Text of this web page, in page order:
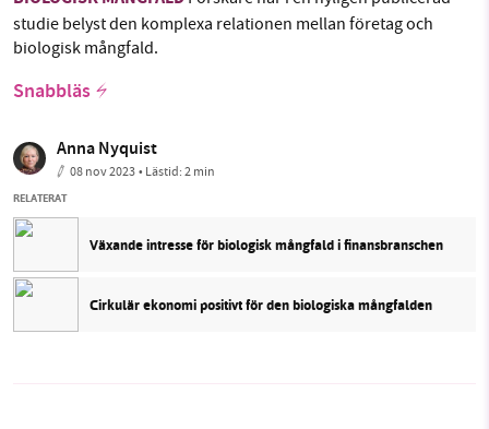
studie belyst den komplexa relationen mellan företag och
biologisk mångfald.
Snabbläs
Anna Nyquist
08 nov 2023• Lästid:2 min
RELATERAT
Växande intresse för biologisk mångfald i finansbranschen
Cirkulär ekonomi positivt för den biologiska mångfalden